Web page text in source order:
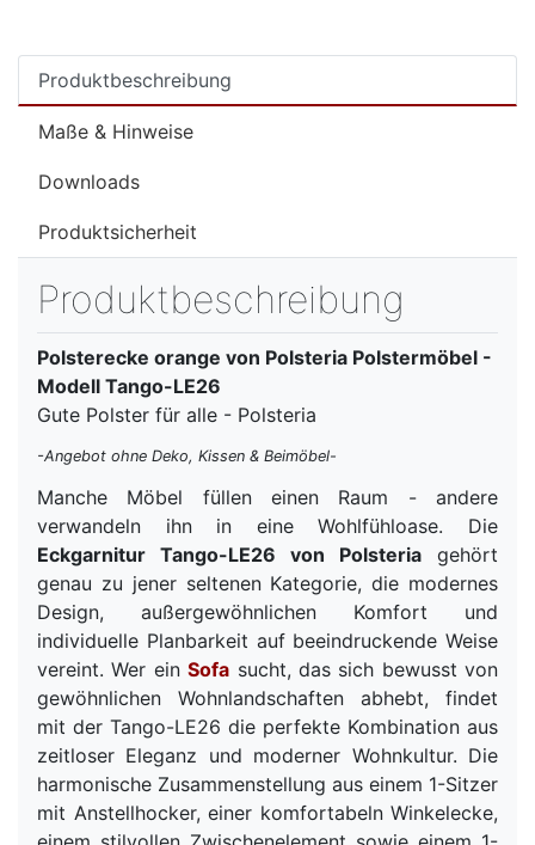
Produktbeschreibung
Maße & Hinweise
Downloads
Produktsicherheit
Produktbeschreibung
Polsterecke orange von Polsteria Polstermöbel -
Modell Tango-LE26
Gute Polster für alle - Polsteria
-Angebot ohne Deko, Kissen & Beimöbel-
Manche Möbel füllen einen Raum - andere
verwandeln ihn in eine Wohlfühloase. Die
Eckgarnitur Tango-LE26 von Polsteria gehört
genau zu jener seltenen Kategorie, die modernes
Design, außergewöhnlichen Komfort und
individuelle Planbarkeit auf beeindruckende Weise
vereint. Wer einSofa sucht, das sich bewusst von
gewöhnlichen Wohnlandschaften abhebt, findet
mit der Tango-LE26 die perfekte Kombination aus
zeitloser Eleganz und moderner Wohnkultur. Die
harmonische Zusammenstellung aus einem 1-Sitzer
mit Anstellhocker, einer komfortabeln Winkelecke,